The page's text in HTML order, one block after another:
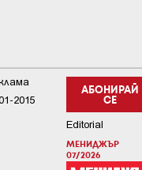
АБОНИРАЙ
СЕ
Editorial
МЕНИДЖЪР
07/2026
2015